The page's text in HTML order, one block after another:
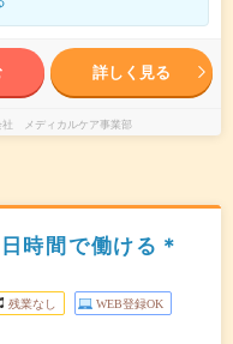
詳しく見る
社 メディカルケア事業部
時間で働ける＊
残業なし WEB登録OK